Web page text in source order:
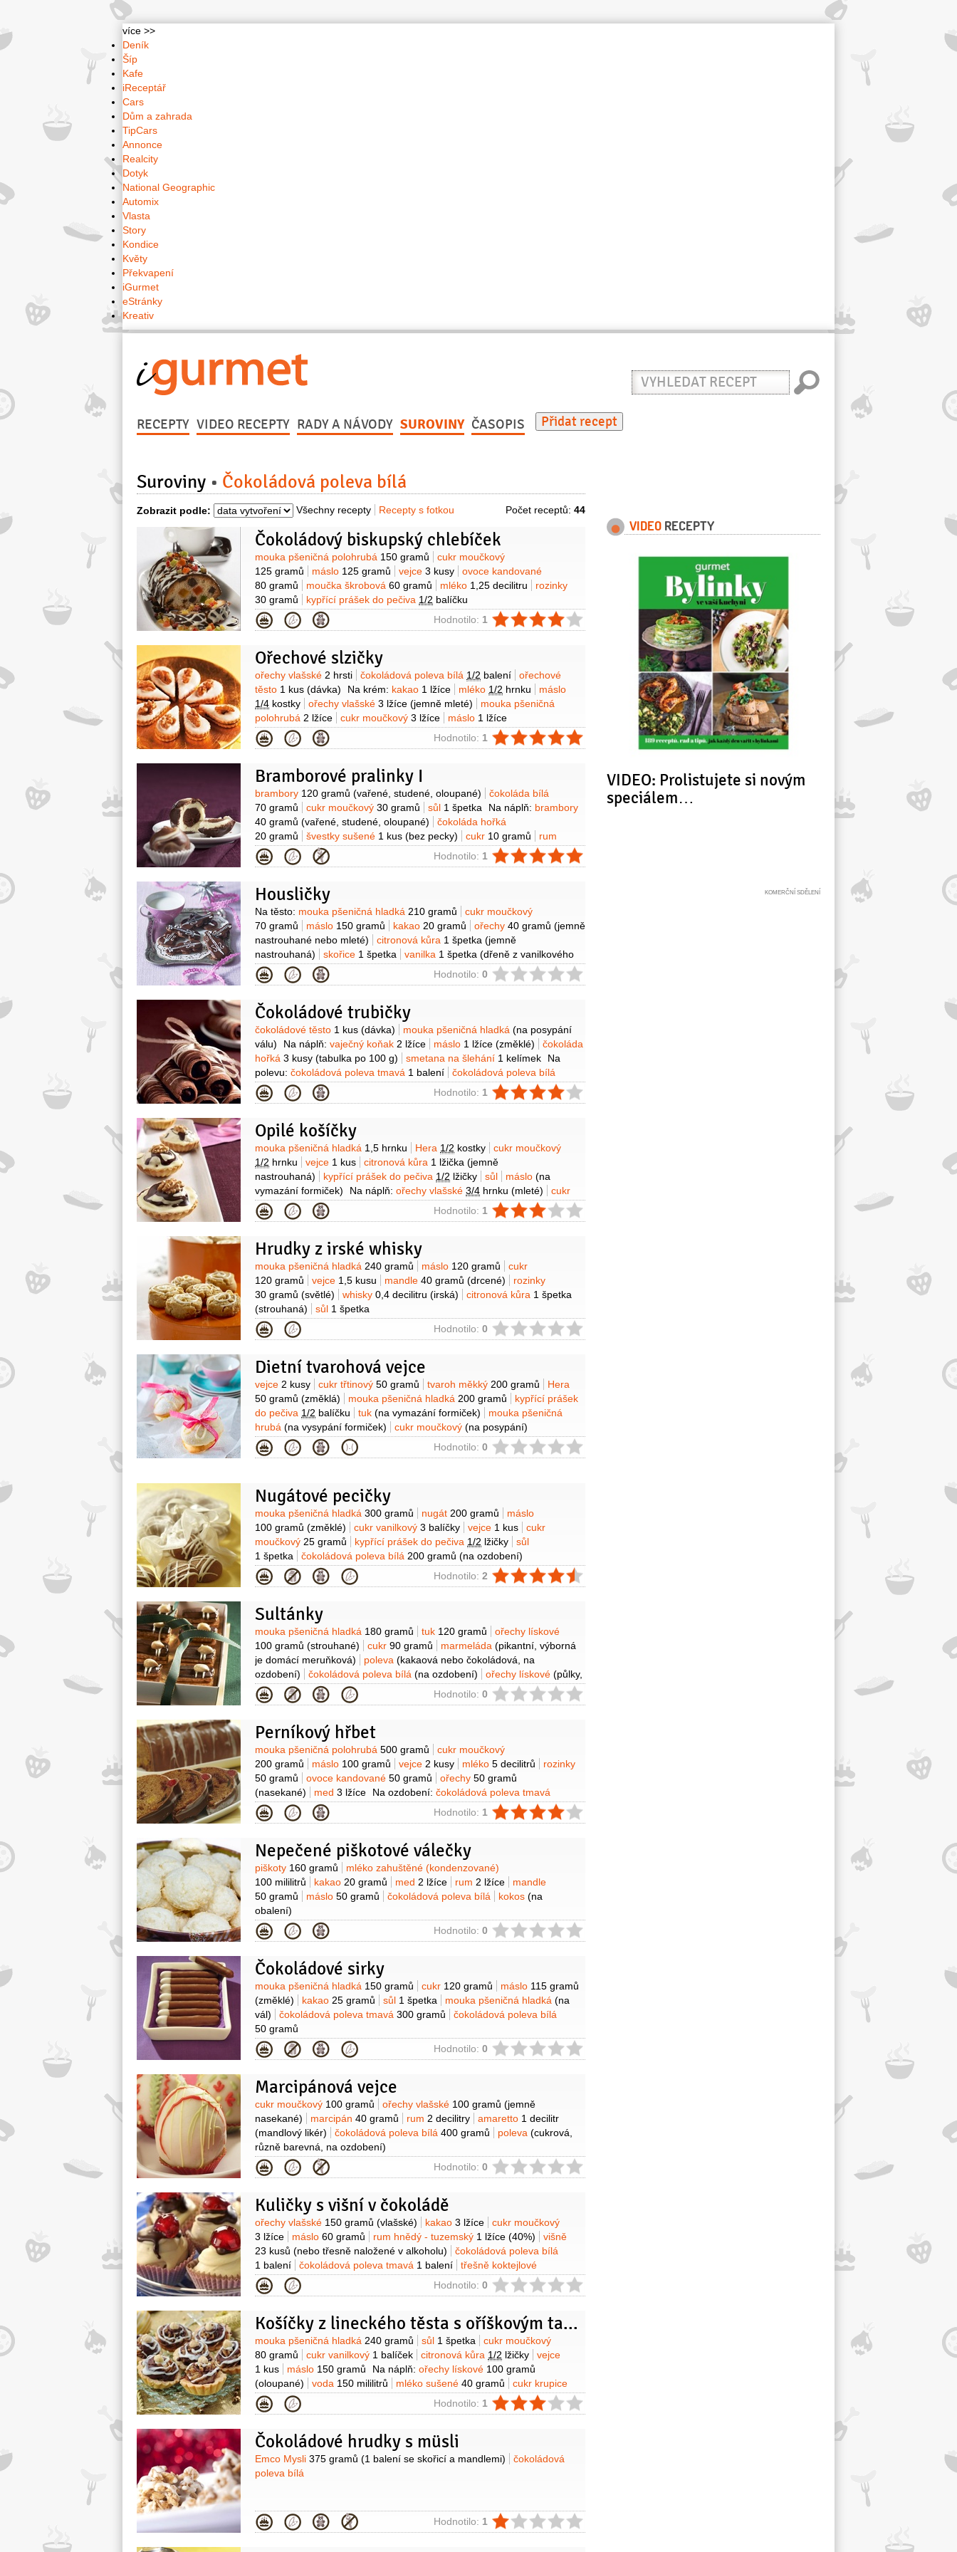
více >>
Deník
Šíp
Kafe
iReceptář
Cars
Dům a zahrada
TipCars
Annonce
Realcity
Dotyk
National Geographic
Automix
Vlasta
Story
Kondice
Květy
Překvapení
iGurmet
eStránky
Kreativ
Vyhledat
recept
RECEPTY VIDEO RECEPTY RADY A NÁVODY SUROVINY ČASOPIS Přidat recept
Suroviny Čokoládová poleva bílá
Zobrazit podle: Všechny recepty Recepty s fotkou Počet receptů: 44
Čokoládový biskupský chlebíček
Suroviny
mouka pšeničná polohrubá 150 gramů
cukr moučkový
125 gramů
máslo 125 gramů vejce 3 kusy
ovoce kandované
80 gramů
moučka škrobová 60 gramů mléko 1,25 decilitru
rozinky
30 gramů
kypřící prášek do pečiva 1/2 balíčku
Kategorie Hodnotilo: 1
Ořechové slzičky
Suroviny
ořechy vlašské 2 hrsti čokoládová poleva bílá 1/2 balení
ořechové
těsto 1 kus (dávka) Na krém: kakao 1 lžíce mléko 1/2 hrnku
máslo
1/4 kostky ořechy vlašské 3 lžíce (jemně mleté)
mouka pšeničná
polohrubá 2 lžíce cukr moučkový 3 lžíce máslo 1 lžíce
Kategorie Hodnotilo: 1
Bramborové pralinky I
Suroviny
brambory 120 gramů (vařené, studené, oloupané)
čokoláda bílá
70 gramů
cukr moučkový 30 gramů sůl 1 špetka Na náplň: brambory
40 gramů (vařené, studené, oloupané)
čokoláda hořká
20 gramů
švestky sušené 1 kus (bez pecky) cukr 10 gramů
rum
1 lžička Na dokončení: čokoládová poleva tmavá 50 gramů
čokoládová
poleva bílá30 gramů
Kategorie Hodnotilo: 1
Housličky
Suroviny
Na těsto: mouka pšeničná hladká 210 gramů
cukr moučkový
70 gramů
máslo 150 gramů kakao 20 gramů ořechy 40 gramů (jemně
nastrouhané nebo mleté)
citronová kůra 1 špetka (jemně
nastrouhaná)
skořice 1 špetka vanilka 1 špetka (dřeně z vanilkového
lusku nebo několik kapek vanilkového aroma)
Na ozdobení:
čokoládová
poleva tmavá
čokoládová poleva bílá cukrářské zdobení(malé stříbrné
vál)
marmeláda(malinová, na slepení)
Kategorie Hodnotilo: 0
Čokoládové trubičky
Suroviny
čokoládové těsto 1 kus (dávka) mouka pšeničná hladká (na posypání
válu)
Na náplň: vaječný koňak 2 lžíce máslo 1 lžíce (změklé)
čokoláda
hořká 3 kusy (tabulka po 100 g) smetana na šlehání 1 kelímek
Na
polevu: čokoládová poleva tmavá 1 balení
čokoládová poleva bílá
1 balení
Kategorie Hodnotilo: 1
Opilé košíčky
Suroviny
mouka pšeničná hladká 1,5 hrnku Hera 1/2 kostky
cukr moučkový
1/2 hrnku vejce 1 kus citronová kůra 1 lžička (jemně
nastrouhaná)
kypřící prášek do pečiva 1/2 lžičky sůl máslo (na
vymazání formiček)
Na náplň: ořechy vlašské 3/4 hrnku (mleté)
cukr
moučkový
3/4hrnku rum hnědý - tuzemský 4 lžíce
zavařenina
meruňková3 lžíce (meruňková) cukr vanilkový1 balení
piškotové
(rozpuštěná)
čokoládová poleva tmavá
vlašské
20 kusů (poloviny)
Kategorie Hodnotilo: 1
Hrudky z irské whisky
Suroviny
mouka pšeničná hladká 240 gramů máslo 120 gramů
cukr
120 gramů
vejce 1,5 kusu mandle 40 gramů (drcené)
rozinky
30 gramů (světlé) whisky 0,4 decilitru (irská) citronová kůra 1 špetka
(strouhaná)
sůl 1 špetka
Kategorie Hodnotilo: 0
Dietní tvarohová vejce
Suroviny
vejce 2 kusy cukr třtinový 50 gramů tvaroh měkký 200 gramů
Hera
50 gramů (změklá) mouka pšeničná hladká 200 gramů
kypřící prášek
do pečiva 1/2 balíčku tuk (na vymazání formiček)
mouka pšeničná
hrubá (na vysypání formiček) cukr moučkový (na posypání)
Kategorie Hodnotilo: 0
Nugátové pecičky
Suroviny
mouka pšeničná hladká 300 gramů nugát 200 gramů
máslo
100 gramů (změklé) cukr vanilkový 3 balíčky vejce 1 kus
cukr
moučkový 25 gramů kypřící prášek do pečiva 1/2 lžičky
sůl
1 špetka
čokoládová poleva bílá 200 gramů (na ozdobení)
Kategorie Hodnotilo: 2
Sultánky
Suroviny
mouka pšeničná hladká 180 gramů tuk 120 gramů
ořechy lískové
100 gramů (strouhané) cukr 90 gramů marmeláda (pikantní, výborná
je domácí meruňková)
poleva (kakaová nebo čokoládová, na
ozdobení)
čokoládová poleva bílá (na ozdobení) ořechy lískové (půlky,
na ozdobení)
Kategorie Hodnotilo: 0
Perníkový hřbet
Suroviny
mouka pšeničná polohrubá 500 gramů
cukr moučkový
200 gramů
máslo 100 gramů vejce 2 kusy mléko 5 decilitrů
rozinky
50 gramů
ovoce kandované 50 gramů ořechy 50 gramů
(nasekané)
med 3 lžíce Na ozdobení: čokoládová poleva tmavá
160 gramů
marmeláda
(červená - rybízová, linecká,
malinová...)
čokoládová poleva bílá50 gramů
Kategorie Hodnotilo: 1
Nepečené piškotové válečky
Suroviny
piškoty 160 gramů
mléko zahuštěné (kondenzované)
100 mililitrů
kakao 20 gramů med 2 lžíce rum 2 lžíce
mandle
50 gramů
máslo 50 gramů čokoládová poleva bílá kokos (na
obalení)
Kategorie Hodnotilo: 0
Čokoládové sirky
Suroviny
mouka pšeničná hladká 150 gramů cukr 120 gramů máslo 115 gramů
(změklé)
kakao 25 gramů sůl 1 špetka mouka pšeničná hladká (na
vál)
čokoládová poleva tmavá 300 gramů
čokoládová poleva bílá
50 gramů
Kategorie Hodnotilo: 0
Marcipánová vejce
Suroviny
cukr moučkový 100 gramů ořechy vlašské 100 gramů (jemně
nasekané)
marcipán 40 gramů rum 2 decilitry amaretto 1 decilitr
(mandlový likér)
čokoládová poleva bílá 400 gramů poleva (cukrová,
různě barevná, na ozdobení)
Kategorie Hodnotilo: 0
Kuličky s višní v čokoládě
Suroviny
ořechy vlašské 150 gramů (vlašské) kakao 3 lžíce
cukr moučkový
3 lžíce
máslo 60 gramů rum hnědý - tuzemský 1 lžíce (40%)
višně
23 kusů (nebo třesně naložené v alkoholu)
čokoládová poleva bílá
1 balení
čokoládová poleva tmavá 1 balení třešně koktejlové
Kategorie Hodnotilo: 0
Košíčky z lineckého těsta s oříškovým tajemstvím
Suroviny
mouka pšeničná hladká 240 gramů sůl 1 špetka
cukr moučkový
80 gramů
cukr vanilkový 1 balíček citronová kůra 1/2 lžičky
vejce
1 kus
máslo 150 gramů Na náplň: ořechy lískové 100 gramů
(oloupané)
voda 150 mililitrů mléko sušené 40 gramů
cukr krupice
40 gramů
piškoty 100 gramů (drcené)
Na
ozdobu: čokoládová poleva bílá1 balení
čokoládová poleva tmavá
Kategorie Hodnotilo: 1
Čokoládové hrudky s müsli
Suroviny
Emco Mysli 375 gramů (1 balení se skořicí a mandlemi)
čokoládová
poleva bílá
Kategorie Hodnotilo: 1
VIDEO RECEPTY
VIDEO: Prolistujete si novým
speciálem…